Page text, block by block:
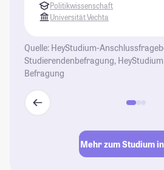
Politikwissenschaft
Universität Vechta
Quelle: HeyStudium-
Studierendenbefragung,
Befragung
Mehr zum Studium